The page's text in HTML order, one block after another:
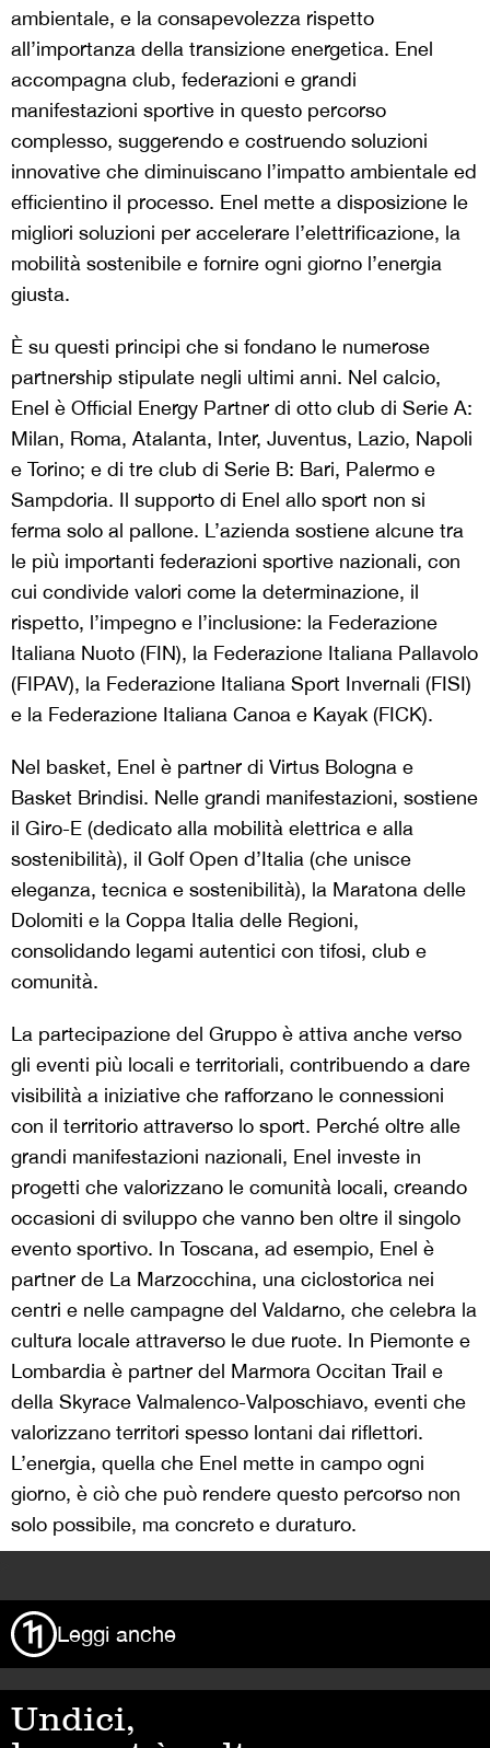
ambientale, e la consapevolezza rispetto
all’importanza della transizione energetica. Enel
accompagna club, federazioni e grandi
manifestazioni sportive in questo percorso
complesso, suggerendo e costruendo soluzioni
innovative che diminuiscano l’impatto ambientale ed
efficientino il processo. Enel mette a disposizione le
migliori soluzioni per accelerare l’elettrificazione, la
mobilità sostenibile e fornire ogni giorno l’energia
giusta.
È su questi principi che si fondano le numerose
partnership stipulate negli ultimi anni. Nel calcio,
Enel è Official Energy Partner di otto club di Serie A:
Milan, Roma, Atalanta, Inter, Juventus, Lazio, Napoli
e Torino; e di tre club di Serie B: Bari, Palermo e
Sampdoria. Il supporto di Enel allo sport non si
ferma solo al pallone. L’azienda sostiene alcune tra
le più importanti federazioni sportive nazionali, con
cui condivide valori come la determinazione, il
rispetto, l’impegno e l’inclusione: la Federazione
Italiana Nuoto (FIN), la Federazione Italiana Pallavolo
(FIPAV), la Federazione Italiana Sport Invernali (FISI)
e la Federazione Italiana Canoa e Kayak (FICK).
Nel basket, Enel è partner di Virtus Bologna e
Basket Brindisi. Nelle grandi manifestazioni, sostiene
il Giro-E (dedicato alla mobilità elettrica e alla
sostenibilità), il Golf Open d’Italia (che unisce
eleganza, tecnica e sostenibilità), la Maratona delle
Dolomiti e la Coppa Italia delle Regioni,
consolidando legami autentici con tifosi, club e
comunità.
La partecipazione del Gruppo è attiva anche verso
gli eventi più locali e territoriali, contribuendo a dare
visibilità a iniziative che rafforzano le connessioni
con il territorio attraverso lo sport. Perché oltre alle
grandi manifestazioni nazionali, Enel investe in
progetti che valorizzano le comunità locali, creando
occasioni di sviluppo che vanno ben oltre il singolo
evento sportivo. In Toscana, ad esempio, Enel è
partner de La Marzocchina, una ciclostorica nei
centri e nelle campagne del Valdarno, che celebra la
cultura locale attraverso le due ruote. In Piemonte e
Lombardia è partner del Marmora Occitan Trail e
della Skyrace Valmalenco-Valposchiavo, eventi che
valorizzano territori spesso lontani dai riflettori.
L’energia, quella che Enel mette in campo ogni
giorno, è ciò che può rendere questo percorso non
solo possibile, ma concreto e duraturo.
Leggi anche
Undici,